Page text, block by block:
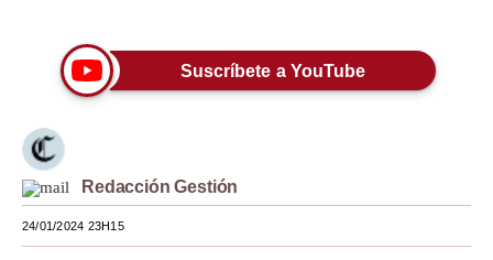
Tendencias
Viajes
Moda
Estilos
Suscríbete a YouTube
Redacción Gestión
24/01/2024 23H15